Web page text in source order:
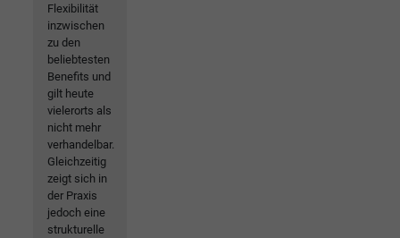
Flexibilität
inzwischen
zu den
beliebtesten
Benefits und
gilt heute
vielerorts als
nicht mehr
verhandelbar.
Gleichzeitig
zeigt sich in
der Praxis
jedoch eine
strukturelle